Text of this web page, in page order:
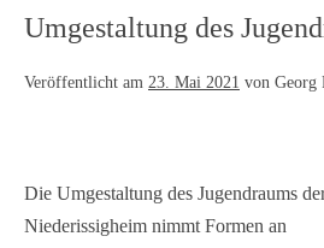
Umgestaltung des
Veröffentlicht am 23. Mai 2021 von Georg
Die Umgestaltung des Jugendraums
Niederissigheim nimmt Formen an